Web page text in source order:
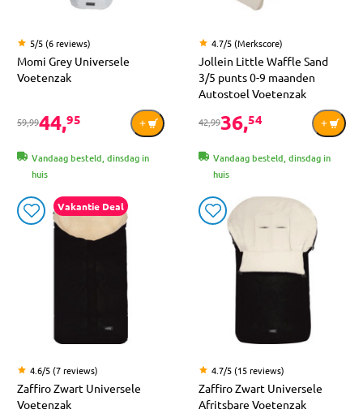
5/5 (6 reviews)
Momi Grey Universele
Voetenzak
59,9944,95
Vandaag besteld, dinsdag in
huis
4.7/5 (Merkscore)
Jollein Little Waffle Sand
3/5 punts 0-9 maanden
Autostoel Voetenzak
42,9936,54
Vandaag besteld, dinsdag in
huis
Vakantie Deal
4.6/5 (7 reviews)
Zaffiro Zwart Universele
Voetenzak
4.7/5 (15 reviews)
Zaffiro Zwart Universele
Afritsbare Voetenzak